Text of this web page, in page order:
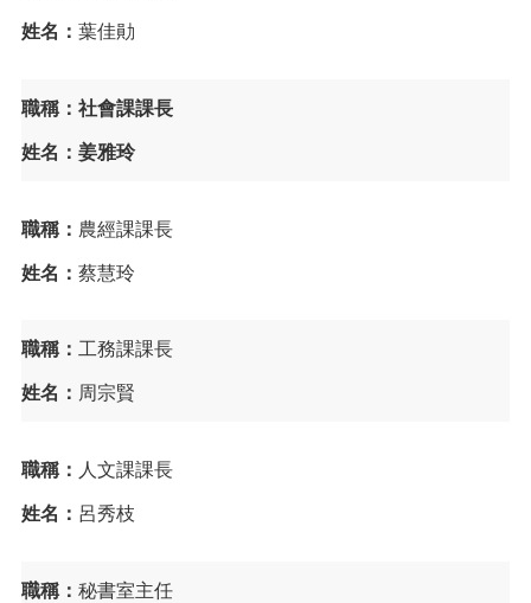
市
箱
常
答
桃
園
政
府
E
l
s
隱
姓名： 葉佳勛
職稱：社會課課長
姓名：姜雅玲
職稱： 農經課課長
姓名： 蔡慧玲
職稱： 工務課課長
姓名： 周宗賢
職稱： 人文課課長
姓名： 呂秀枝
職稱： 秘書室主任